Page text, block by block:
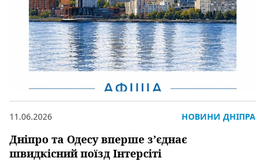
Дніпро та Одесу вперше з’єднає
швидкісний поїзд Інтерсіті
11.06.2026 НОВИНИ ДНІПРА